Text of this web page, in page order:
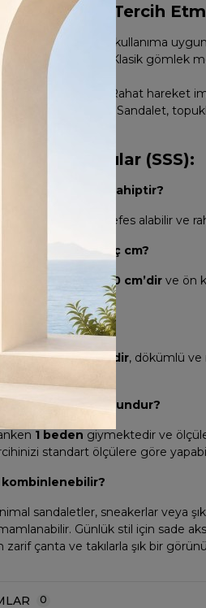
Bu Takımı Tercih
ve Hafif:
Günlük kullanıma
Üst Detayı:
Klasik gömlek
Rahat hareket
Sandalet,
Sorulan Sorular (SSS):
nasıl bir yapıya sahiptir?
kumaş hafif, nefes alabilir ve
uzunluğu kaç cm?
70 cm’dir ve ön
bulunur.
kaç cm?
uzunluğu95 cm’dir, dökümlü ve
bedenler için uygundur?
1 beden giymektedir ve
standart ölçülere göre
kombinlenebilir?
sandaletler, sneakerlar veya
Günlük stil için sade
zarif çanta ve takılarla şık bir
0